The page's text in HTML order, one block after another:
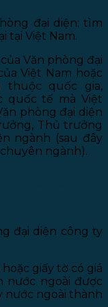
đại diện: tìm
tại Việt Nam.
Văn phòng đại
Việt Nam hoặc
thuộc quốc gia,
quốc tế mà Việt
phòng đại diện
Thủ trưởng
ngành (sau đây
ngành).
đại diện công ty
giấy tờ có giá
ngoài được
nước ngoài thành